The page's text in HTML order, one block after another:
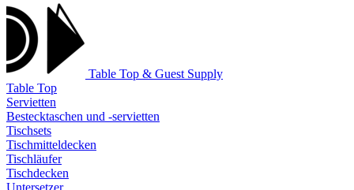
Table Top & Guest Supply
Table Top
Servietten
Bestecktaschen und -servietten
Tischsets
Tischmitteldecken
Tischläufer
Tischdecken